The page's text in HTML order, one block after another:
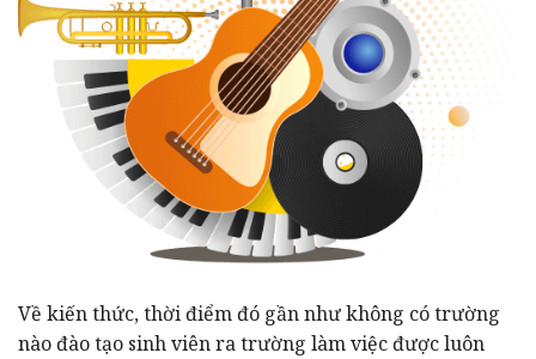
Về kiến thức, thời điểm đó gần như không có trường
nào đào tạo sinh viên ra trường làm việc được luôn